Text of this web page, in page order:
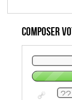
Composer